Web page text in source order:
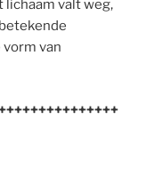
lichaam valt weg,
van